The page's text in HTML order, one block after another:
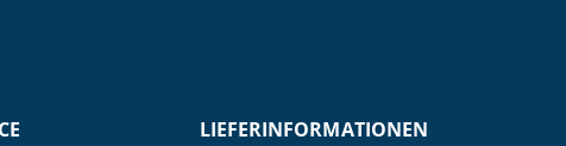
LIEFERINFORMATIONEN